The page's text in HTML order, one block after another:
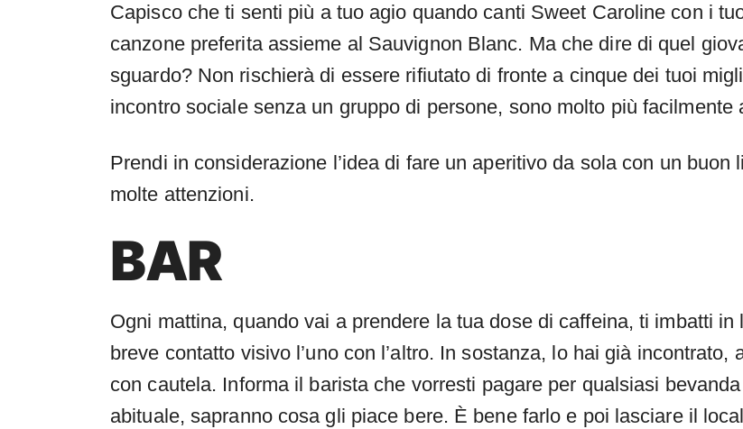
Capisco che ti senti più a tuo agio quando canti Sweet Caroline con i
canzone preferita assieme al Sauvignon Blanc. Ma che dire di quel
sguardo? Non rischierà di essere rifiutato di fronte a cinque dei tuoi
incontro sociale senza un gruppo di persone, sono molto più facilmente
Prendi in considerazione l’idea di fare un aperitivo da sola con un
molte attenzioni.
BAR
Ogni mattina, quando vai a prendere la tua dose di caffeina, ti imbatti
breve contatto visivo l’uno con l’altro. In sostanza, lo hai già
con cautela. Informa il barista che vorresti pagare per qualsiasi
abituale, sapranno cosa gli piace bere. È bene farlo e poi lasciare il